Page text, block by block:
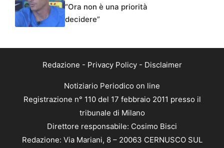
“Ora non è una priorità
decidere”
Redazione - Privacy Policy- Disclaimer
Notiziario Periodico on line
Registrazione n° 110 del 17 febbraio 2011 presso il
tribunale di Milano
Direttore responsabile: Cosimo Bisci
Redazione: Via Mariani, 8 – 20063 CERNUSCO SUL